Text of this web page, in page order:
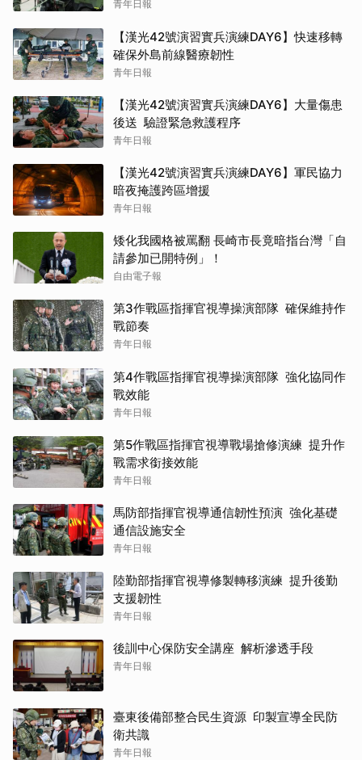
青年日報
【漢光42號演習實兵演練DAY6】快速移轉
確保外島前線醫療韌性
青年日報
【漢光42號演習實兵演練DAY6】大量傷患
後送 驗證緊急救護程序
青年日報
【漢光42號演習實兵演練DAY6】軍民協力
暗夜掩護跨區增援
青年日報
矮化我國格被罵翻 長崎市長竟暗指台灣「自
請參加已開特例」！
自由電子報
第3作戰區指揮官視導操演部隊 確保維持作
戰節奏
青年日報
第4作戰區指揮官視導操演部隊 強化協同作
戰效能
青年日報
第5作戰區指揮官視導戰場搶修演練 提升作
戰需求銜接效能
青年日報
馬防部指揮官視導通信韌性預演 強化基礎
通信設施安全
青年日報
陸勤部指揮官視導修製轉移演練 提升後勤
支援韌性
青年日報
後訓中心保防安全講座 解析滲透手段
青年日報
臺東後備部整合民生資源 印製宣導全民防
衛共識
青年日報